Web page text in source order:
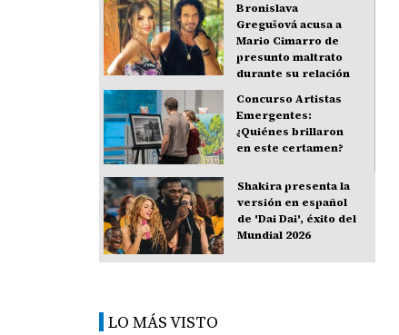
Bronislava
Gregušová acusa a
Mario Cimarro de
presunto maltrato
durante su relación
Concurso Artistas
Emergentes:
¿Quiénes brillaron
en este certamen?
Shakira presenta la
versión en español
de 'Dai Dai', éxito del
Mundial 2026
LO MÁS VISTO